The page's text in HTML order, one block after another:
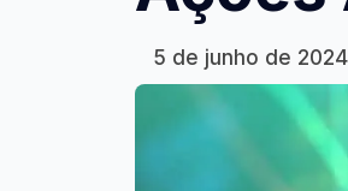
5 de junho de 2024